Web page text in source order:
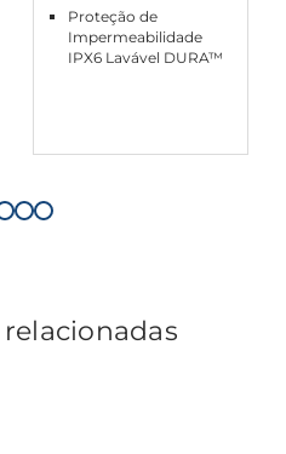
Proteção de
Impermeabilidade
IPX6 Lavável DURA™